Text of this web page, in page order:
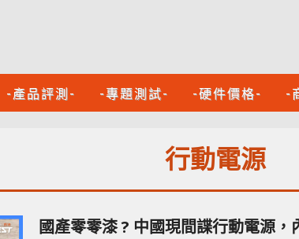
-產品評測- -專題測試- -硬件價格- -
行動電源
國產零零漆 ? 中國現間諜行動電源，